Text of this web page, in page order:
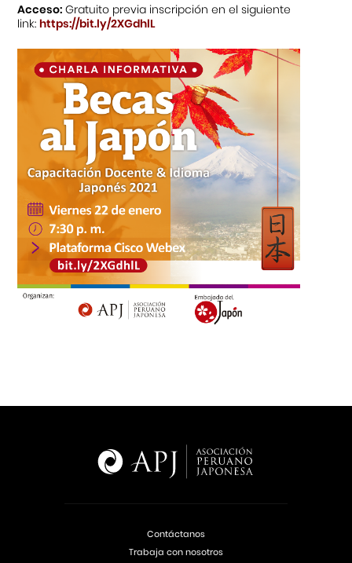
Acceso: Gratuito previa inscripción en el siguiente
link:https://bit.ly/2XGdhlL
Contáctanos
Trabaja con nosotros